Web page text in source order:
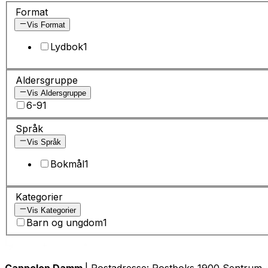
Format
Vis Format
Lydbok1
Aldersgruppe
Vis Aldersgruppe
6-91
Språk
Vis Språk
Bokmål1
Kategorier
Vis Kategorier
Barn og ungdom1